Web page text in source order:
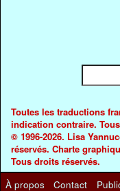
Toutes les traductions
indication contraire.
© 1996-2026. Lisa
réservés. Charte
Tous droits réservés.
À propos
Contact